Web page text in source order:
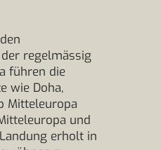
der regelmässig
führen die
wie Doha,
Mitteleuropa
und
erholt in